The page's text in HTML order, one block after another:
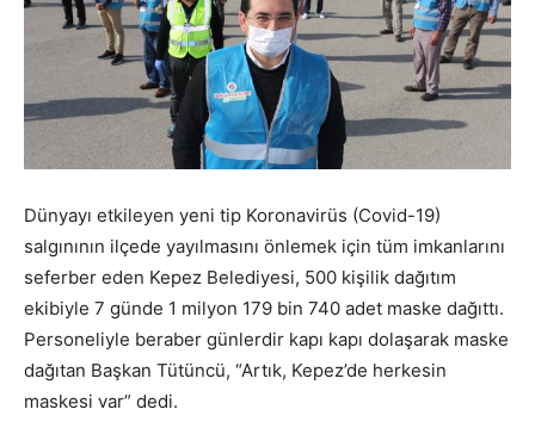
Dünyayı etkileyen yeni tip Koronavirüs (Covid-19)
salgınının ilçede yayılmasını önlemek için tüm imkanlarını
seferber eden Kepez Belediyesi, 500 kişilik dağıtım
ekibiyle 7 günde 1 milyon 179 bin 740 adet maske dağıttı.
Personeliyle beraber günlerdir kapı kapı dolaşarak maske
dağıtan Başkan Tütüncü, “Artık, Kepez’de herkesin
maskesi var” dedi.